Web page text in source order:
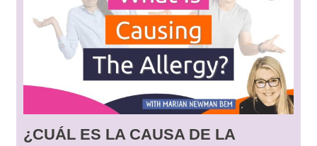
¿CUÁL ES LA CAUSA DE LA